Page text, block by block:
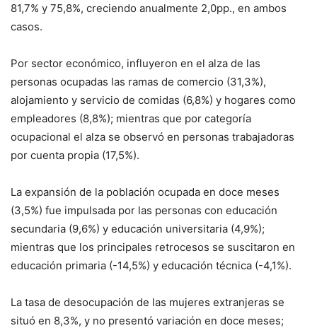
81,7% y 75,8%, creciendo anualmente 2,0pp., en ambos
casos.
Por sector económico, influyeron en el alza de las
personas ocupadas las ramas de comercio (31,3%),
alojamiento y servicio de comidas (6,8%) y hogares como
empleadores (8,8%); mientras que por categoría
ocupacional el alza se observó en personas trabajadoras
por cuenta propia (17,5%).
La expansión de la población ocupada en doce meses
(3,5%) fue impulsada por las personas con educación
secundaria (9,6%) y educación universitaria (4,9%);
mientras que los principales retrocesos se suscitaron en
educación primaria (-14,5%) y educación técnica (-4,1%).
La tasa de desocupación de las mujeres extranjeras se
situó en 8,3%, y no presentó variación en doce meses;